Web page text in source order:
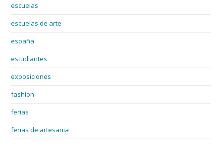
escuelas
escuelas de arte
españa
estudiantes
exposiciones
fashion
ferias
ferias de artesania